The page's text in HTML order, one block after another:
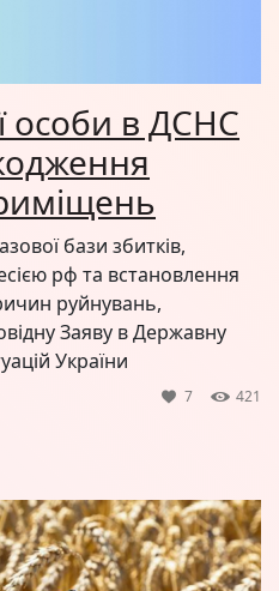
особи в ДСНС
бази збитків,
рф та встановлення
руйнувань,
Заяву в Державну
України
7 421